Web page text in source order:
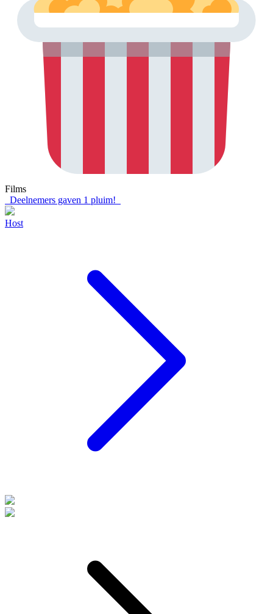
Films
Deelnemers gaven 1 pluim!
Host